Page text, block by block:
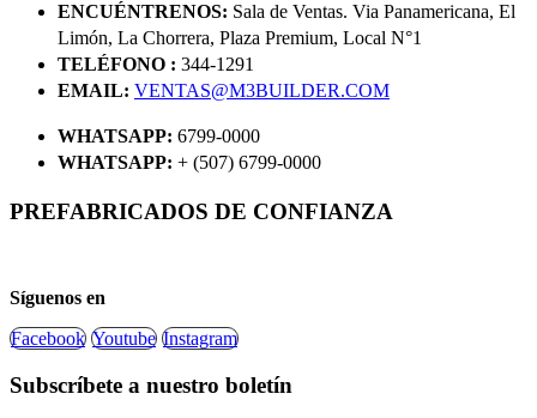
ENCUÉNTRENOS: Sala de Ventas. Via Panamericana, El
Limón, La Chorrera, Plaza Premium, Local N°1
TELÉFONO : 344-1291
EMAIL: VENTAS@M3BUILDER.COM
WHATSAPP: 6799-0000
WHATSAPP: + (507) 6799-0000
PREFABRICADOS DE CONFIANZA
Síguenos en
Facebook Youtube Instagram
Subscríbete a nuestro boletín